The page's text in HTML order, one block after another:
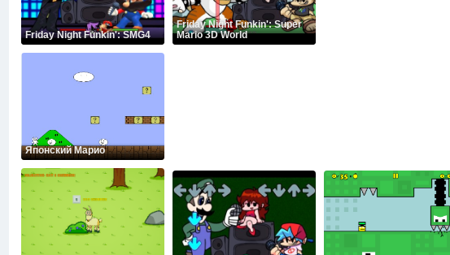
Friday Night Funkin': SMG4
Японский Марио
Friday Night Funkin': Super
Mario 3D World